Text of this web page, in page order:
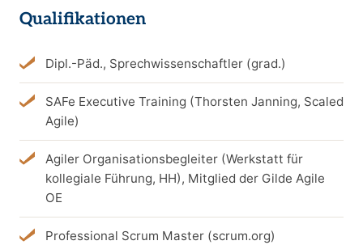
Qualifikationen
Dipl.-Päd., Sprechwissenschaftler (grad.)
SAFe Executive Training (Thorsten Janning, Scaled
Agile)
Agiler Organisationsbegleiter (Werkstatt für
kollegiale Führung, HH), Mitglied der Gilde Agile
OE
Professional Scrum Master (scrum.org)